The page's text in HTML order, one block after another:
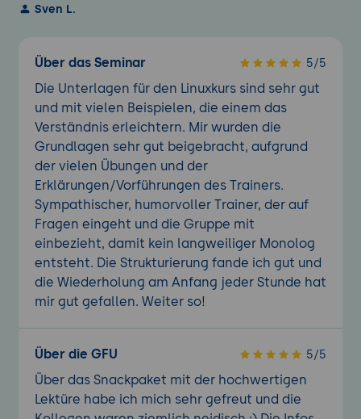
Sven L.
Über das Seminar 5/5
Die Unterlagen für den Linuxkurs sind sehr gut
und mit vielen Beispielen, die einem das
Verständnis erleichtern. Mir wurden die
Grundlagen sehr gut beigebracht, aufgrund
der vielen Übungen und der
Erklärungen/Vorführungen des Trainers.
Sympathischer, humorvoller Trainer, der auf
Fragen eingeht und die Gruppe mit
einbezieht, damit kein langweiliger Monolog
entsteht. Die Strukturierung fande ich gut und
die Wiederholung am Anfang jeder Stunde hat
mir gut gefallen. Weiter so!
Über die GFU 5/5
Über das Snackpaket mit der hochwertigen
Lektüre habe ich mich sehr gefreut und die